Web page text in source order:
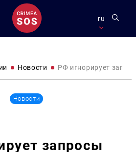
ru
Новости РФ игнорирует
Новости
запросы